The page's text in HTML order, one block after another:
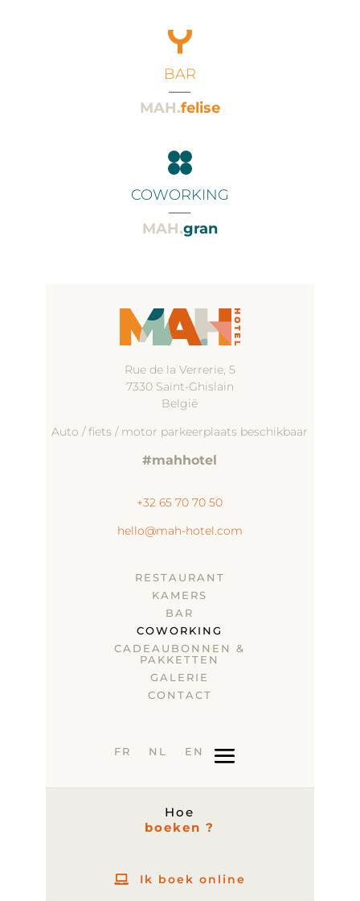
BAR
MAH.felise
COWORKING
MAH.gran
Rue de la Verrerie, 5
7330 Saint-Ghislain
België
Auto / fiets / motor parkeerplaats beschikbaar
#mahhotel
+32 65 70 70 50
hello@mah-hotel.com
RESTAURANT
KAMERS
BAR
COWORKING
CADEAUBONNEN &
PAKKETTEN
GALERIE
CONTACT
FR NL EN
Hoe
boeken ?
Ik boek online